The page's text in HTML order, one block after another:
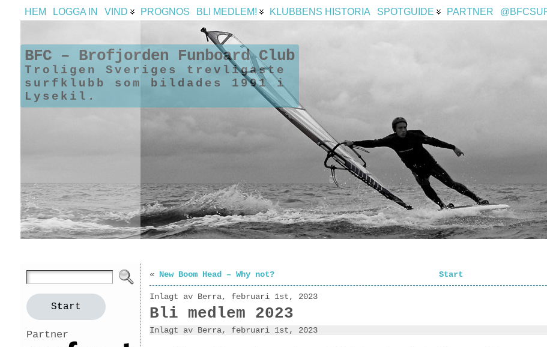
HEM LOGGA IN VIND PROGNOS BLI MEDLEM! KLUBBENS HISTORIA SPOTGUIDE PARTNER
BFC – Brofjorden Funboard Club
Troligen Sveriges trevligaste
surfklubb som bildades 1991 i
Lysekil.
Start
Partner
« New Boom Head – Why not? Start
Inlagt av Berra, februari 1st, 2023
Bli medlem 2023
Inlagt av Berra, februari 1st, 2023